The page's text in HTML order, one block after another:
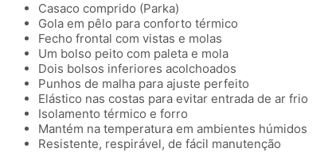
Casaco comprido (Parka)
Gola em pêlo para conforto térmico
Fecho frontal com vistas e molas
Um bolso peito com paleta e mola
Dois bolsos inferiores acolchoados
Punhos de malha para ajuste perfeito
Elástico nas costas para evitar entrada de ar frio
Isolamento térmico e forro
Mantém na temperatura em ambientes húmidos
Resistente, respirável, de fácil manutenção